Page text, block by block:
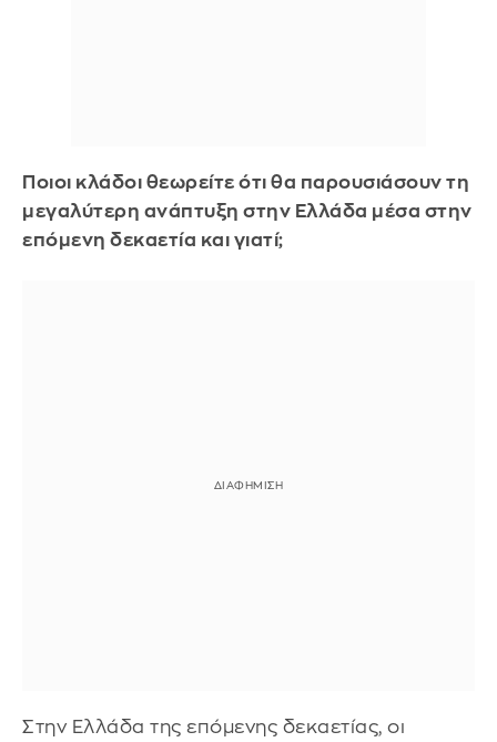
Ποιοι κλάδοι θεωρείτε ότι θα παρουσιάσουν τη
μεγαλύτερη ανάπτυξη στην Ελλάδα μέσα στην
επόμενη δεκαετία και γιατί;
Στην Ελλάδα της επόμενης δεκαετίας, οι